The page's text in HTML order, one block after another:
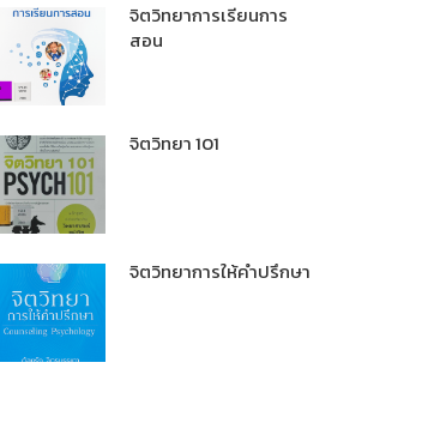
จิตวิทยาการเรียนการ
สอน
จิตวิทยา 101
จิตวิทยาการให้คำปรึกษา